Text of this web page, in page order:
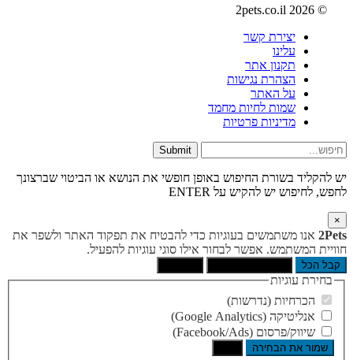
© 2026 2pets.co.il
יצירת קשר
עלינו
תקנון אתר
הצהרת נגישות
על האתר
שמות לחיות מחמד
מדיניות פרטיות
Submit
יש להקליד בשורת החיפוש באופן חופשי את הנושא או הביטוי שברצונך
לחפש, לחיפוש יש להקיש על ENTER
×
2Pets אנו משתמשים בעוגיות כדי להבטיח את תפקוד האתר ולשפר את
חוויית המשתמש. אפשר לבחור אילו סוגי עוגיות להפעיל.
קבל הכל
בחירת עוגיות
הכרחיות (נדרשות)
אנליטיקה (Google Analytics)
שיווק/פרסום (Facebook/Ads)
שמור את הבחירה